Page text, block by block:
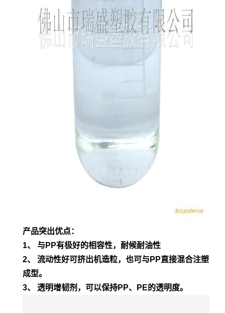
产品突出优点：
1、 与PP有极好的相容性，耐候耐油性
2、 流动性好可挤出机造粒，也可与PP直接混合注塑
成型。
3、 透明增韧剂，可以保持PP、PE的透明度。